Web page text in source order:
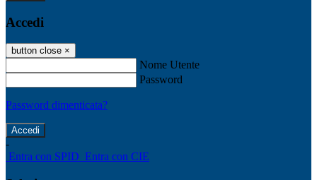
Accedi
button close ×
Nome Utente
Password
Password dimenticata?
-
Entra con SPID Entra con CIE